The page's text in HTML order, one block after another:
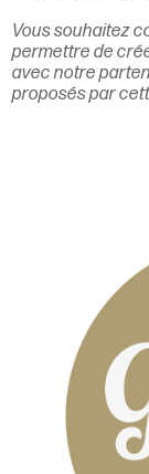
Vous souhaitez
permettre de
avec notre
proposés par